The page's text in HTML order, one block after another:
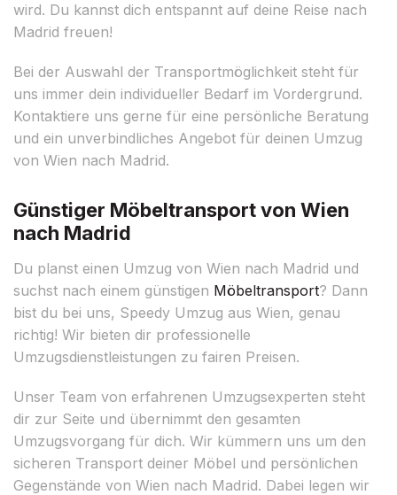
wird. Du kannst dich entspannt auf deine Reise nach
Madrid freuen!
Bei der Auswahl der Transportmöglichkeit steht für
uns immer dein individueller Bedarf im Vordergrund.
Kontaktiere uns gerne für eine persönliche Beratung
und ein unverbindliches Angebot für deinen Umzug
von Wien nach Madrid.
Günstiger Möbeltransport von Wien
nach Madrid
Du planst einen Umzug von Wien nach Madrid und
suchst nach einem günstigen Möbeltransport? Dann
bist du bei uns, Speedy Umzug aus Wien, genau
richtig! Wir bieten dir professionelle
Umzugsdienstleistungen zu fairen Preisen.
Unser Team von erfahrenen Umzugsexperten steht
dir zur Seite und übernimmt den gesamten
Umzugsvorgang für dich. Wir kümmern uns um den
sicheren Transport deiner Möbel und persönlichen
Gegenstände von Wien nach Madrid. Dabei legen wir